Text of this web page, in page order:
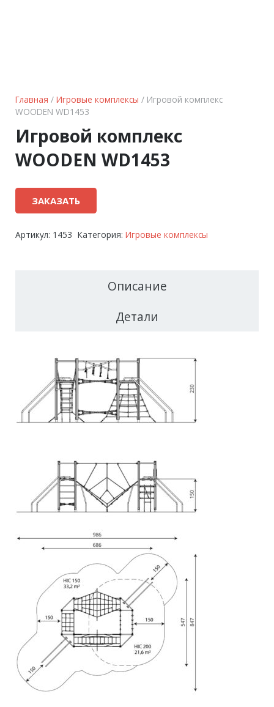
Главная / Игровые комплексы / Игровой комплекс
WOODEN WD1453
Игровой комплекс
WOODEN WD1453
ЗАКАЗАТЬ
Артикул: 1453 Категория: Игровые комплексы
Описание
Детали